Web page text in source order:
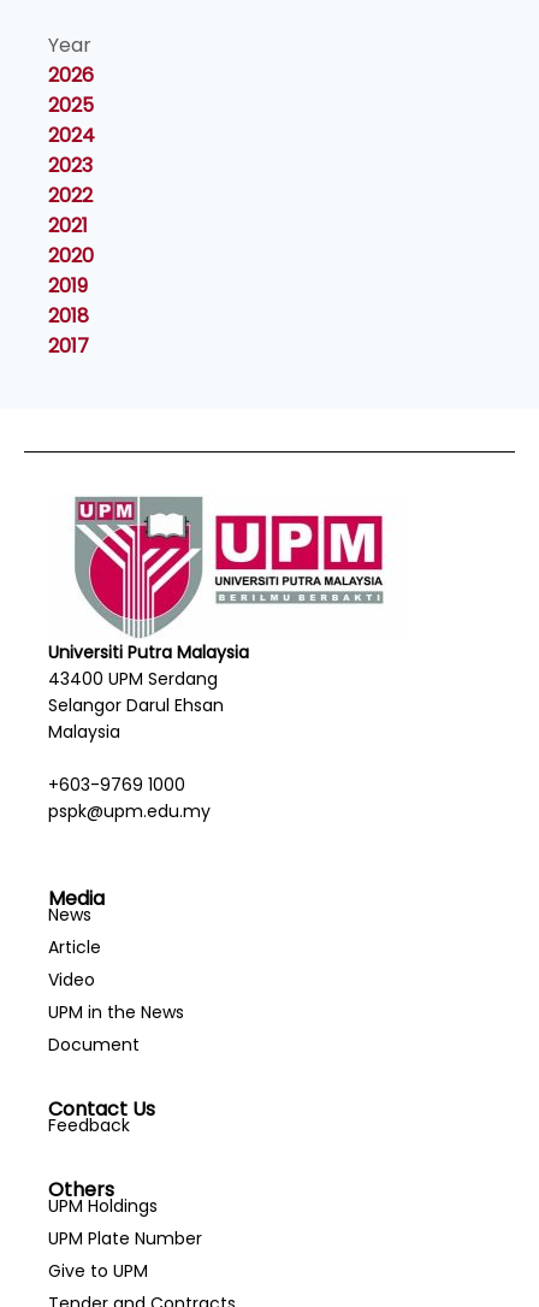
Year
2026
2025
2024
2023
2022
2021
2020
2019
2018
2017
Universiti Putra Malaysia
43400 UPM Serdang
Selangor Darul Ehsan
Malaysia
+603-9769 1000
pspk@upm.edu.my
Media
News
Article
Video
UPM in the News
Document
Contact Us
Feedback
Others
UPM Holdings
UPM Plate Number
Give to UPM